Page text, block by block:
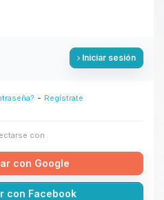
Iniciar sesión
- Regístrate
con
con Google
con Facebook